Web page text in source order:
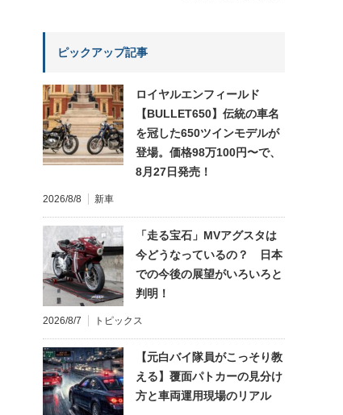
ピックアップ記事
ロイヤルエンフィールド
【BULLET650】伝統の車名
を冠した650ツインモデルが
登場。価格98万100円〜で、
8月27日発売！
2026/8/8 新車
「走る宝石」MVアグスタは
今どうなっているの？ 日本
での今後の展望がいろいろと
判明！
2026/8/7 トピックス
【元白バイ隊員がこっそり教
える】覆面パトカーの見分け
方と車両運用現場のリアル